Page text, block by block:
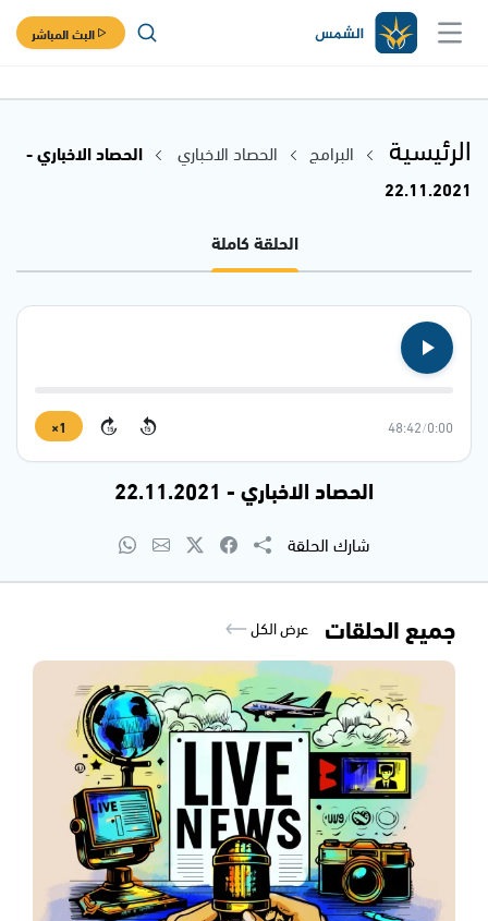
البث المباشر
الرئيسية البرامج الحصاد الاخباري
الحصاد الاخباري -
22.11.2021
الحلقة كاملة
0:00
/
48:42
15
15
1×
الحصاد الاخباري - 22.11.2021
شارك الحلقة
جميع الحلقات عرض الكل